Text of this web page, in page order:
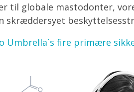
til globale mastodonter,
skræddersyet
Umbrella´s fire primære